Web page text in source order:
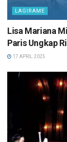
LAGIRAME
Lisa Mariana
Paris Ungkap
17 APRIL 2025